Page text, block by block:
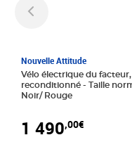
Nouvelle Attitude
Vélo électrique du facteur,
reconditionné - Taille normale -
Noir/ Rouge
1 490,00€